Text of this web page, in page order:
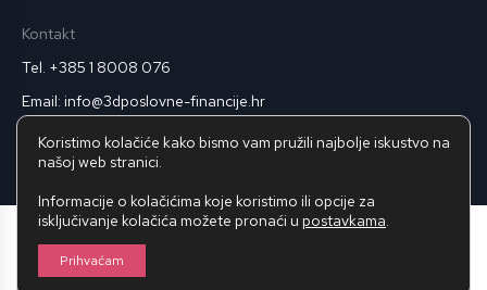
Kontakt
Tel. +385 1 8008 076
Email: info@3dposlovne-financije.hr
Pravila privatnosti
© 20253D Poslovne Financije.
Dizajn by
Koristimo kolačiće kako bismo vam pružili najbolje iskustvo na
našoj web stranici.
Informacije o kolačićima koje koristimo ili opcije za
isključivanje kolačića možete pronaći u postavkama.
Prihvaćam